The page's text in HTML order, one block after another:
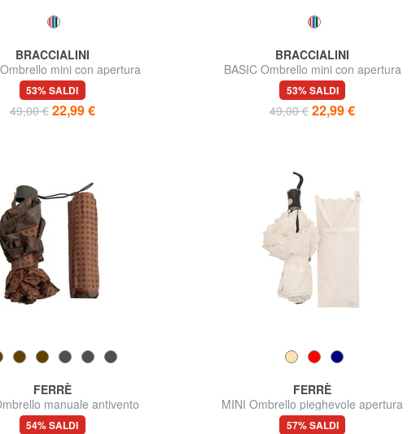
BRACCIALINI
mini con apertura
automatica
53% SALDI
49,00 € 22,99 €
BRACCIALINI
BASIC Ombrello mini con apertura
automatica
53% SALDI
49,00 € 22,99 €
FERRÈ
manuale antivento
54% SALDI
FERRÈ
MINI Ombrello pieghevole apertura
automatica
57% SALDI